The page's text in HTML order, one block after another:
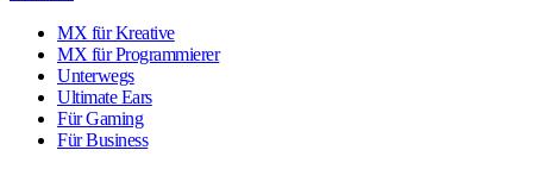
MX für Kreative
MX für Programmierer
Unterwegs
Ultimate Ears
Für Gaming
Für Business